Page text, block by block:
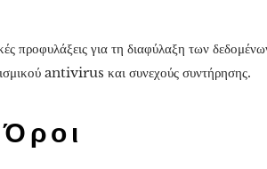
προφυλάξεις για τη διαφύλαξη των
antivirus και συνεχούς συντήρησης.
Όροι